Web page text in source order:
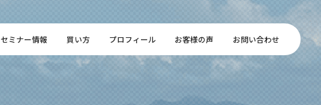
セミナー情報 買い方 プロフィール お客様の声 お問い合わせ